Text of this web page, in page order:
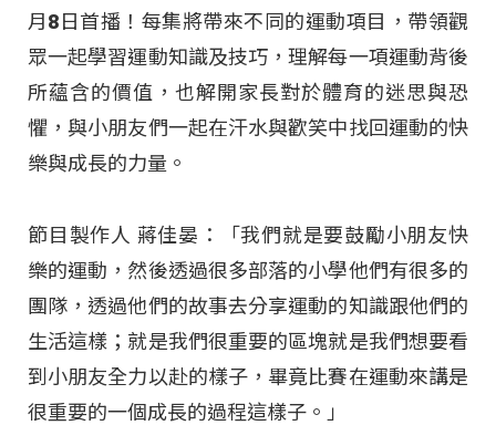
月8日首播！每集將帶來不同的運動項目，帶領觀
眾一起學習運動知識及技巧，理解每一項運動背後
所蘊含的價值，也解開家長對於體育的迷思與恐
懼，與小朋友們一起在汗水與歡笑中找回運動的快
樂與成長的力量。
節目製作人 蔣佳晏：「我們就是要鼓勵小朋友快
樂的運動，然後透過很多部落的小學他們有很多的
團隊，透過他們的故事去分享運動的知識跟他們的
生活這樣；就是我們很重要的區塊就是我們想要看
到小朋友全力以赴的樣子，畢竟比賽在運動來講是
很重要的一個成長的過程這樣子。」